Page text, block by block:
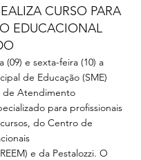
CURSO PARA
EDUCACIONAL
(09) e sexta-feira (10) a
de Educação (SME)
de Atendimento
para profissionais
do Centro de
e da Pestalozzi. O